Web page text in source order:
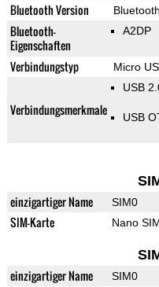
Bluetooth Version
Bluetooth-
Eigenschaften
A2DP
Verbindungstyp Micro
Verbindungsmerkmale
USB
USB
einzigartiger Name SIM0
SIM-Karte Nano
einzigartiger Name SIM0